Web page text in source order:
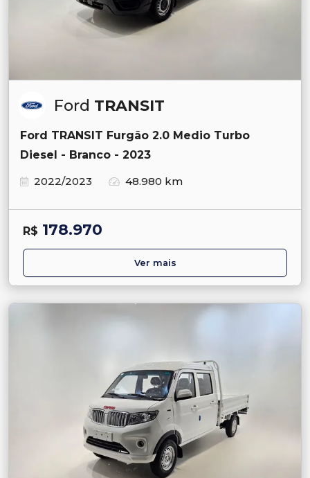
Ford TRANSIT
Ford TRANSIT Furgão 2.0 Medio Turbo
Diesel - Branco - 2023
2022/2023
48.980 km
R$ 178.970
Ver mais